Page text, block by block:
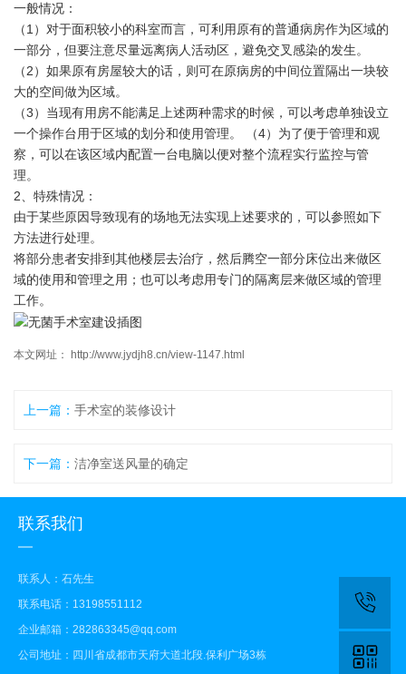
一般情况：
（1）对于面积较小的科室而言，可利用原有的普通病房作为区域的
一部分，但要注意尽量远离病人活动区，避免交叉感染的发生。
（2）如果原有房屋较大的话，则可在原病房的中间位置隔出一块较
大的空间做为区域。
（3）当现有用房不能满足上述两种需求的时候，可以考虑单独设立
一个操作台用于区域的划分和使用管理。 （4）为了便于管理和观
察，可以在该区域内配置一台电脑以便对整个流程实行监控与管
理。
2、特殊情况：
由于某些原因导致现有的场地无法实现上述要求的，可以参照如下
方法进行处理。
将部分患者安排到其他楼层去治疗，然后腾空一部分床位出来做区
域的使用和管理之用；也可以考虑用专门的隔离层来做区域的管理
工作。
本文网址： http://www.jydjh8.cn/view-1147.html
上一篇： 手术室的装修设计
下一篇： 洁净室送风量的确定
联系我们
联系人：石先生
联系电话：13198551112
企业邮箱：282863345@qq.com
公司地址：四川省成都市天府大道北段.保利广场3栋